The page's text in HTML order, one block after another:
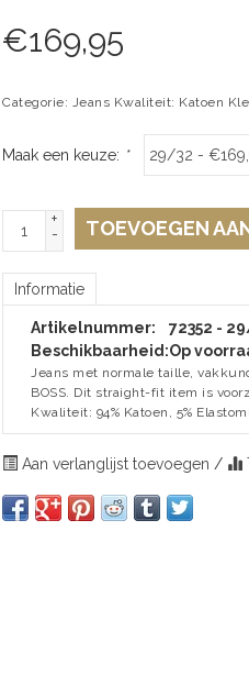
€169,95
Categorie: Jeans Kwaliteit: Katoen
Maak een keuze: *
+
-
TOEVOEGEN
Informatie
Artikelnummer:
72352 -
Beschikbaarheid:Op
Jeans met normale taille,
BOSS. Dit straight-fit item is
Kwaliteit: 94% Katoen, 5%
Aan verlanglijst toevoegen /